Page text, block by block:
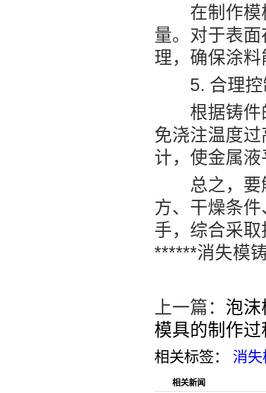
在制作模样
量。对于表
理，确保涂
5. 合理控
根据铸件的
免浇注温度
计，使金属
总之，要解
方、干燥条
手，综合采
******消失模
上一篇： 泡沫
模具的制作
相关标签： 消失
相关新闻